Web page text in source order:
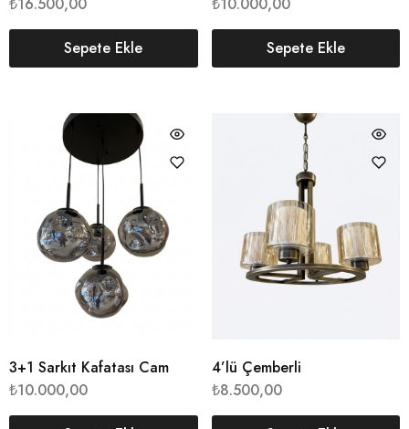
Sepete Ekle Sepete Ekle
3+1 Sarkıt Kafatası Cam
₺10.000,00
4’lü Çemberli
₺8.500,00